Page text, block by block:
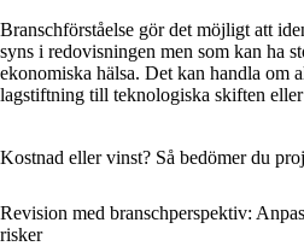
Branschförståelse gör det möjligt att
syns i redovisningen men som kan ha
ekonomiska hälsa. Det kan handla om
lagstiftning till teknologiska skiften
Kostnad eller vinst? Så bedömer du
Revision med branschperspektiv:
risker